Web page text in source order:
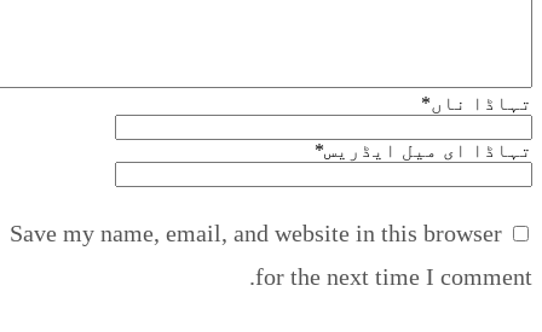
تہاڈا ناں*
تہاڈا ای میل ایڈریس*
Save my name, email, and website in this browser
for the next time I comment.